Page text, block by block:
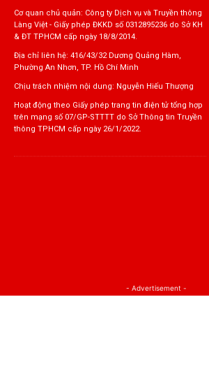
Cơ quan chủ quản: Công ty Dịch vụ và Truyền thông
Làng Việt - Giấy phép ĐKKD số 0312895236 do Sở KH
& ĐT TPHCM cấp ngày 18/8/2014.
Địa chỉ liên hệ: 416/43/32 Dương Quảng Hàm,
Phường An Nhơn, TP. Hồ Chí Minh
Chịu trách nhiệm nội dung: Nguyễn Hiếu Thượng
Hoạt động theo Giấy phép trang tin điện tử tổng hợp
trên mạng số 07/GP-STTTT do Sở Thông tin Truyền
thông TPHCM cấp ngày 26/1/2022.
- Advertisement -